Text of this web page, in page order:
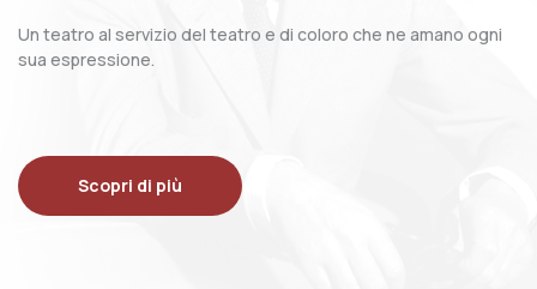
Un teatro al servizio del teatro e di coloro che ne amano ogni
sua espressione.
Scopri di più